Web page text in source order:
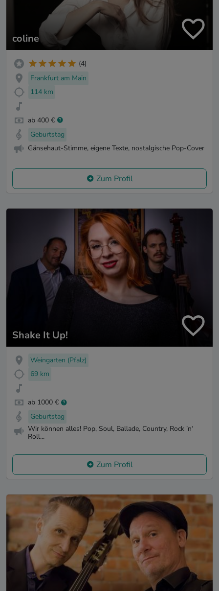
coline
(4)
Frankfurt am Main
114 km
ab 400 €
Geburtstag
Gänsehaut-Stimme, eigene Texte, nostalgische Pop-Cover
Zum Profil
Shake It Up!
Weingarten (Pfalz)
69 km
ab 1000 €
Geburtstag
Wir können alles! Pop, Soul, Ballade, Country, Rock ’n‘
Roll...
Zum Profil